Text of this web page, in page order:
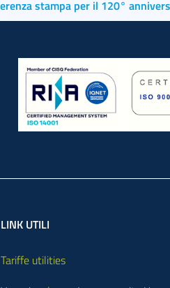
LINK UTILI
Tariffe utilities